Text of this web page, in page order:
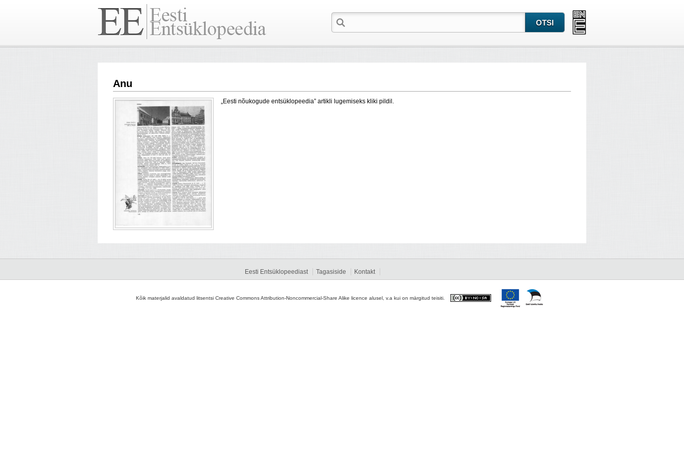
Anu
„Eesti nõukogude entsüklopeedia” artikli lugemiseks kliki pildil.
Eesti Entsüklopeediast Tagasiside Kontakt
Kõik materjalid avaldatud litsentsi Creative Commons Attribution-Noncommercial-Share Alike licence alusel, v.a kui on märgitud teisiti.